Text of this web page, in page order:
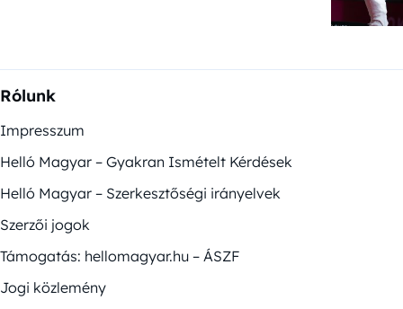
Rólunk
Impresszum
Helló Magyar – Gyakran Ismételt Kérdések
Helló Magyar – Szerkesztőségi irányelvek
Szerzői jogok
Támogatás: hellomagyar.hu – ÁSZF
Jogi közlemény